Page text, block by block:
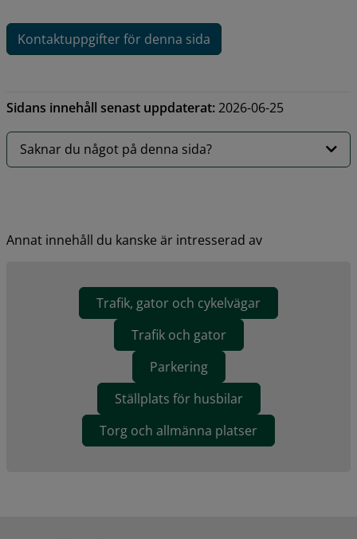
Kontaktuppgifter för denna sida
Sidans innehåll senast uppdaterat:2026-06-25
Saknar du något på denna sida?
Annat innehåll du kanske är intresserad av
Trafik, gator och cykelvägar
Trafik och gator
Parkering
Ställplats för husbilar
Torg och allmänna platser